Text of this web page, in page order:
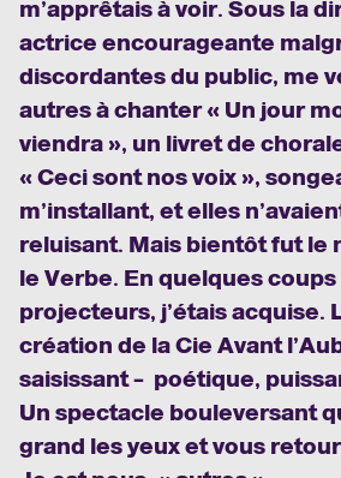
m’apprêtais à voir. Sous la
actrice encourageante
discordantes du public, me
autres à chanter « Un jour
viendra », un livret de
« Ceci sont nos voix »,
m’installant, et elles
reluisant. Mais bientôt fut le
le Verbe. En quelques
projecteurs, j’étais acquise.
création de la Cie Avant
saisissant – poétique,
Un spectacle bouleversant
grand les yeux et vous